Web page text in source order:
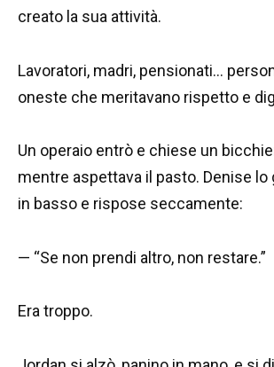
creato la sua attività.
Lavoratori, madri, pensionati…
oneste che meritavano rispetto e
Un operaio entrò e chiese un
mentre aspettava il pasto. Denise lo
in basso e rispose seccamente:
— “Se non prendi altro, non restare.”
Era troppo.